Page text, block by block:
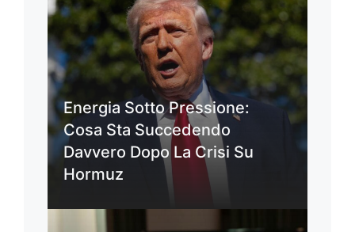
Energia Sotto Pressione:
Cosa Sta Succedendo
Davvero Dopo La Crisi Su
Hormuz